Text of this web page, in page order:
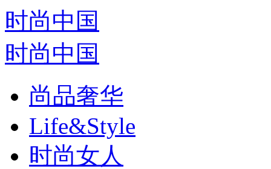
时尚中国
时尚中国
尚品奢华
Life&Style
时尚女人